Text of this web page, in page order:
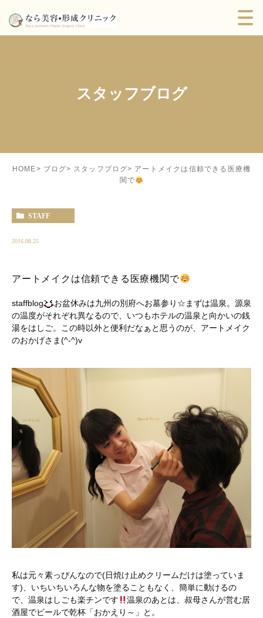
スタッフブログ
HOME ブログ スタッフブログ
アートメイクは信頼できる医療機
関で
STAFF
2016.08.25
アートメイクは信頼できる医療機関で
staffblog
お盆休みは九州の別府へお墓参り☆まずは温泉。源泉
の温度がそれぞれ異なるので、いつもホテルの温泉と向かいの銭
湯をはしご。この時以外と便利だなぁと思うのが、アートメイク
のおかげさま(^-^)v
私は元々素っぴんなので(日焼け止めクリームだけは塗っていま
す)、いちいちいろんな物を塗ることもなく、簡単に動けるの
で、温泉はしごも楽チンです
温泉のあとは、叔母さんが営む居
酒屋でビールで乾杯「おかえり～」と。